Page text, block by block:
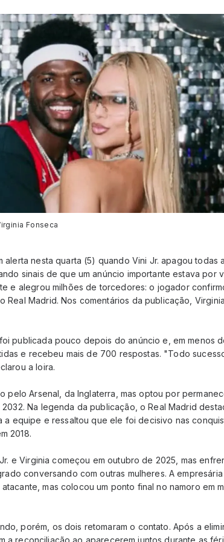
Fonseca
nesta quarta (5) quando Vini Jr. apagou todas
sinais de que um anúncio importante estava por
e alegrou milhões de torcedores: o jogador
Real Madrid. Nos comentários da publicação,
publicada pouco depois do anúncio e, em menos
e recebeu mais de 700 respostas. "Todo
a loira.
pelo Arsenal, da Inglaterra, mas optou por
Na legenda da publicação, o Real Madrid
a equipe e ressaltou que ele foi decisivo nas
2018.
e Virginia começou em outubro de 2025, mas
conversando com outras mulheres. A
mas colocou um ponto final no namoro em
porém, os dois retomaram o contato. Após a